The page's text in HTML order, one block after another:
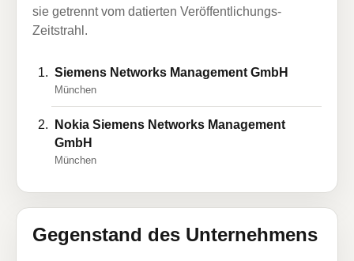
sie getrennt vom datierten Veröffentlichungs-
Zeitstrahl.
Siemens Networks Management GmbH
München
Nokia Siemens Networks Management
GmbH
München
Gegenstand des Unternehmens